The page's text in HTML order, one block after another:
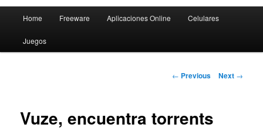
Skip
to
Home Freeware Aplicaciones Online Celulares
Juegos
Post
← Previous Next →
Vuze, encuentra torrents